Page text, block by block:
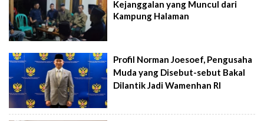
Kejanggalan yang Muncul dari
Kampung Halaman
Profil Norman Joesoef, Pengusaha
Muda yang Disebut-sebut Bakal
Dilantik Jadi Wamenhan RI